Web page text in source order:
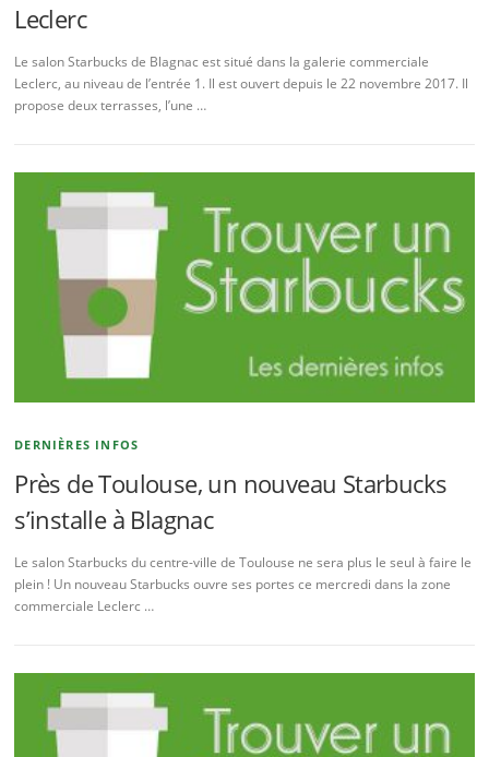
Leclerc
Le salon Starbucks de Blagnac est situé dans la galerie commerciale
Leclerc, au niveau de l’entrée 1. Il est ouvert depuis le 22 novembre 2017. Il
propose deux terrasses, l’une …
DERNIÈRES INFOS
Près de Toulouse, un nouveau Starbucks
s’installe à Blagnac
Le salon Starbucks du centre-ville de Toulouse ne sera plus le seul à faire le
plein ! Un nouveau Starbucks ouvre ses portes ce mercredi dans la zone
commerciale Leclerc …